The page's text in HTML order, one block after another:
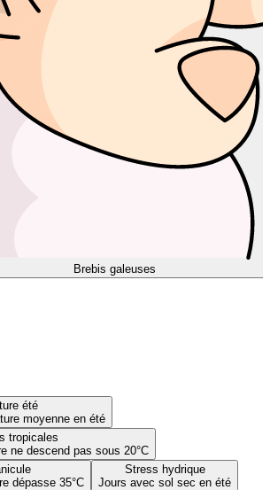
Brebis galeuses
été
moyenne en été
tropicales
ne descend pas sous 20°C
dépasse 35°C
Stress hydrique
Jours avec sol sec en été